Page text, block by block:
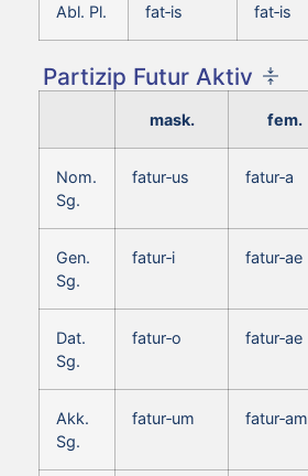
Abl. Pl. fat‑is fat‑is
Partizip Futur Aktiv
mask. fem.
Nom.
Sg.
fatur‑us fatur‑a
Gen.
Sg.
fatur‑i fatur‑ae
Dat.
Sg.
fatur‑o fatur‑ae
Akk.
Sg.
fatur‑um fatur‑am